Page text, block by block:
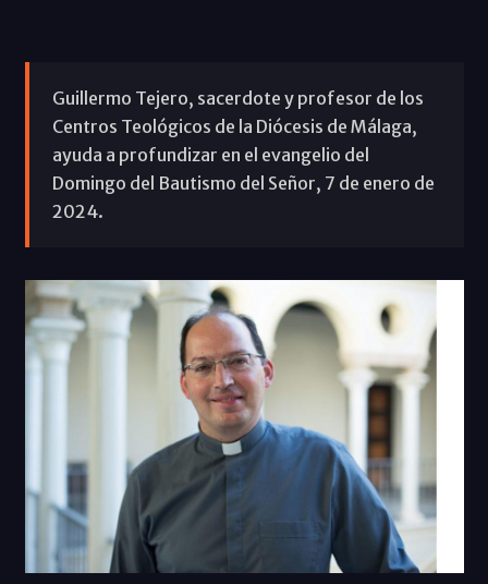
Guillermo Tejero, sacerdote y profesor de los
Centros Teológicos de la Diócesis de Málaga,
ayuda a profundizar en el evangelio del
Domingo del Bautismo del Señor, 7 de enero de
2024.